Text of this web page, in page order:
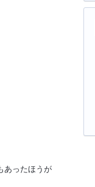
あったほうが